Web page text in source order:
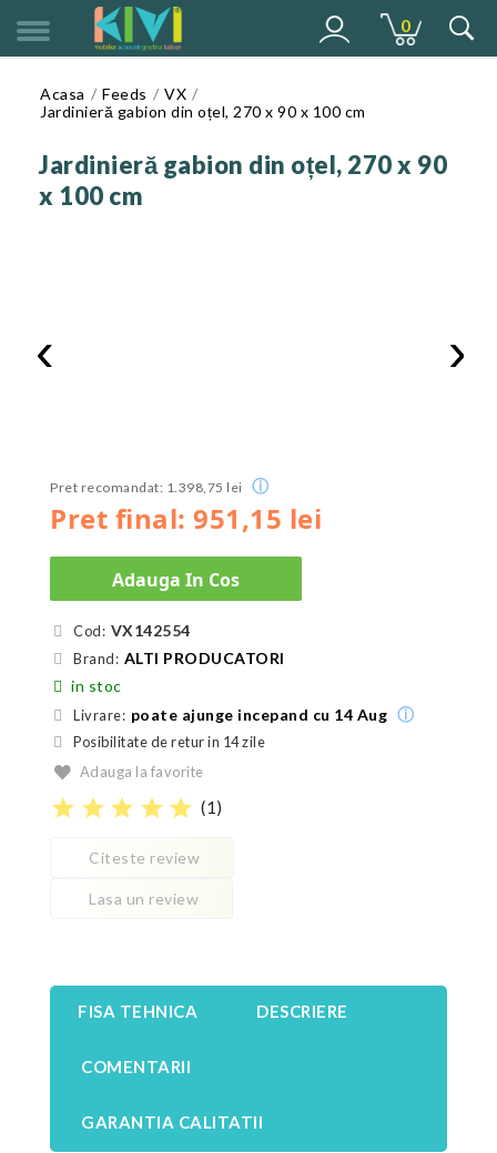
0
Acasa Feeds
VX
Jardinieră gabion din oțel, 270 x 90 x 100 cm
Jardinieră gabion din oțel, 270 x 90
x 100 cm
‹ ›
Pret final: 951,15 lei
Pret recomandat: 1.398,75 lei ⓘ
Adauga In Cos
Cod: VX142554
Brand: ALTI PRODUCATORI
in stoc
Livrare: poate ajunge incepand cu 14 Aug ⓘ
Posibilitate de retur in 14 zile
Adauga la favorite
star star star star star (1)
Citeste review
Lasa un review
FISA TEHNICA DESCRIERE
COMENTARII
GARANTIA CALITATII